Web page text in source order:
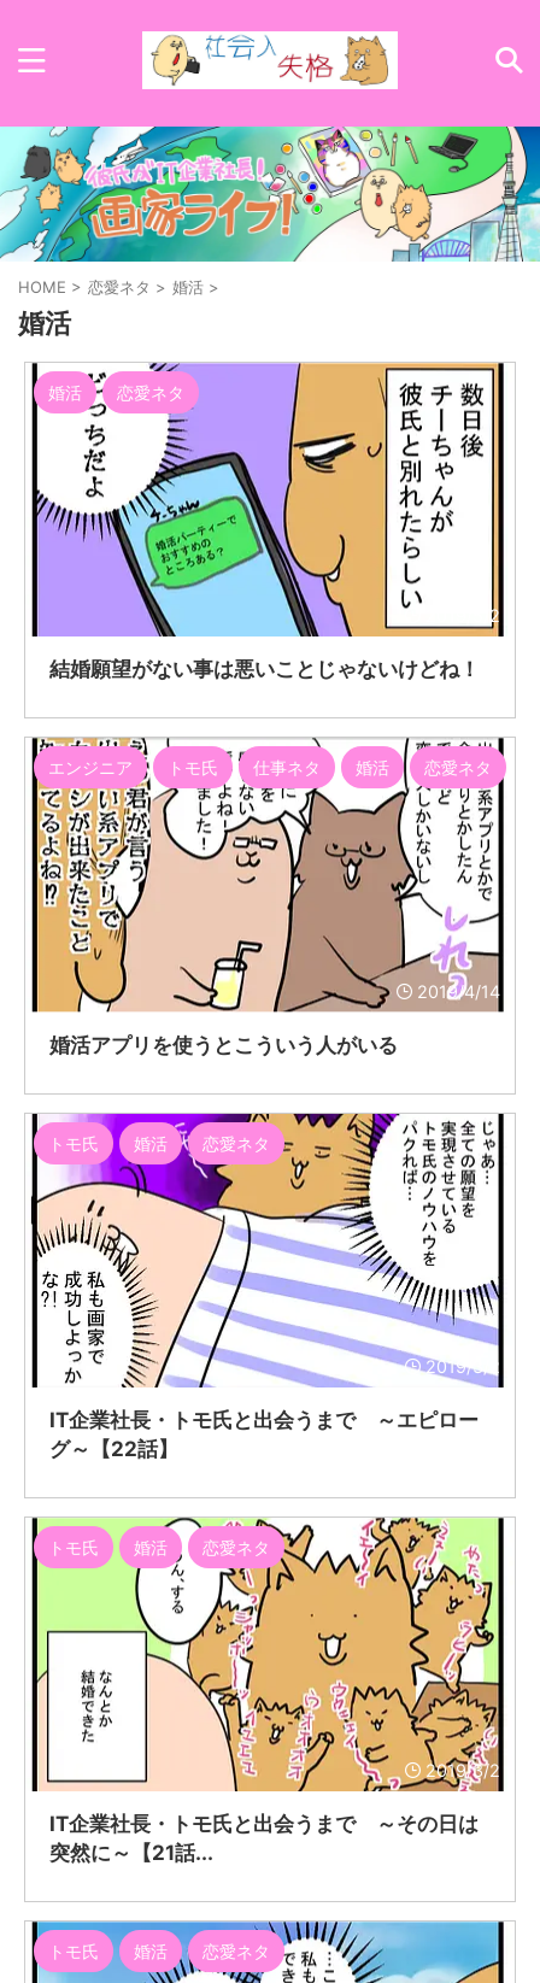
HOME > 恋愛ネタ > 婚活 >
婚活
2019/5/2
婚活 恋愛ネタ
結婚願望がない事は悪いことじゃないけどね！
2019/4/14
エンジニア トモ氏 仕事ネタ 婚活 恋愛ネタ
婚活アプリを使うとこういう人がいる
2019/3/2
トモ氏 婚活 恋愛ネタ
IT企業社長・トモ氏と出会うまで ～エピロー
グ～【22話】
2019/3/2
トモ氏 婚活 恋愛ネタ
IT企業社長・トモ氏と出会うまで ～その日は
突然に～【21話...
トモ氏 婚活 恋愛ネタ